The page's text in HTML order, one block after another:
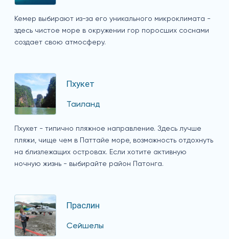
Кемер выбирают из-за его уникального микроклимата -
здесь чистое море в окружении гор поросших соснами
создает свою атмосферу.
Пхукет
Таиланд
Пхукет - типично пляжное направление. Здесь лучше
пляжи, чище чем в Паттайе море, возможность отдохнуть
на близлежащих островах. Если хотите активную
ночную жизнь - выбирайте район Патонга.
Праслин
Сейшелы